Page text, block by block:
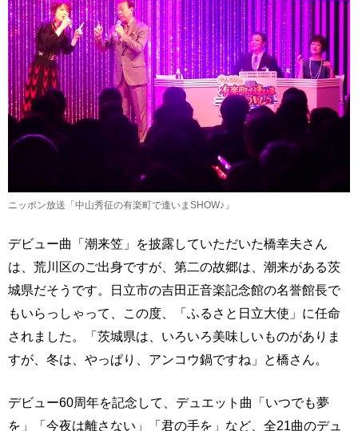
ニッポン放送「中山秀征の有楽町で逢いまSHOW♪」
デビュー曲「潮来笠」を披露していただいた橋幸夫さん
は、荒川区のご出身ですが、第二の故郷は、潮来がある茨
城県だそうです。日立市の吉田正音楽記念館の名誉館長で
もいらっしゃって、この度、「ふるさと日立大使」に任命
されました。「茨城県は、いろいろ美味しいものがありま
すが、冬は、やっぱり、アンコウ鍋ですね」と橋さん。
デビュー60周年を記念して、デュエット曲「いつでも夢
を」「今夜は離さない」「君の手を」など、全21曲のデュ